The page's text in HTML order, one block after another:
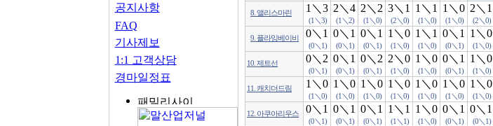
공지사항
FAQ
기사제보
1:1 고객상담
경마일정표
8. 앨리스마린 1＼3
(1＼3)
2＼4
(1＼2)
2＼2
(1＼0)
3＼1
(2＼0)
1＼1
(1＼0)
1＼0
(1＼0)
2＼1
(2＼0)
9. 플라잉베이비 0＼1
(0＼1)
0＼1
(0＼1)
0＼1
(0＼1)
1＼0
(1＼0)
1＼1
(1＼0)
0＼1
(0＼1)
1＼0
(1＼0)
10. 제트선 0＼2
(0＼1)
0＼1
(0＼1)
0＼2
(0＼1)
2＼0
(1＼0)
1＼0
(1＼0)
0＼1
(0＼1)
1＼0
(1＼0)
11. 캐치더드림 1＼0
(1＼0)
1＼0
(1＼0)
1＼0
(1＼0)
1＼0
(1＼0)
1＼0
(1＼0)
1＼0
(1＼0)
1＼0
(1＼0)
12. 아쿠아리우스 0＼1
(0＼1)
0＼1
(0＼1)
0＼1
(0＼1)
1＼1
(1＼1)
1＼0
(1＼0)
0＼1
(0＼1)
0＼1
(0＼1)